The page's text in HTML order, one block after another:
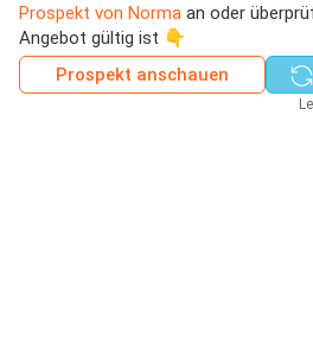
Prospekt von Norma an oder
Angebot gültig ist 👇
Prospekt anschauen